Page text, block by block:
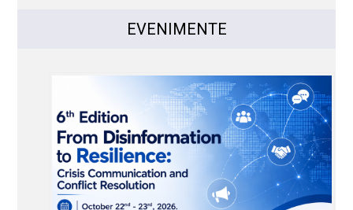
EVENIMENTE